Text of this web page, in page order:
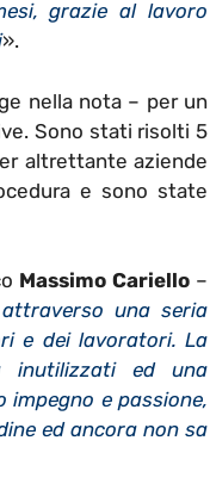
grazie al lavoro
».
nella nota – per un
Sono stati risolti 5
altrettante aziende
e sono state
Massimo Cariello–
una seria
e dei lavoratori. La
inutilizzati ed una
impegno e passione,
ed ancora non sa